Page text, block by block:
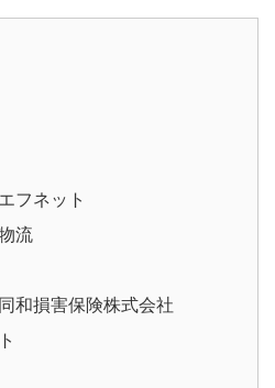
フネット
流
和損害保険株式会社